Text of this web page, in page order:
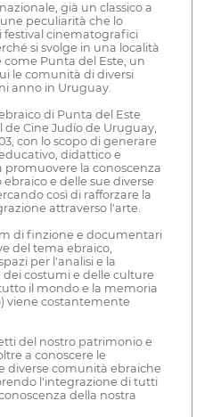
già un classico a
peculiarità che lo
cinematografici
si svolge in una località
come Punta del Este, un
le comunità di diversi
anno in Uruguay.
di Punta del Este
de Cine Judío de Uruguay,
con lo scopo di generare
didattico e
promuovere la conoscenza
e delle sue diverse
così di rafforzare la
attraverso l'arte.
di finzione e documentari
del tema ebraico,
per l'analisi e la
dei costumi e delle culture
il mondo e la memoria
viene costantemente
del nostro patrimonio e
a conoscere le
diverse comunità ebraiche
l'integrazione di tutti
della nostra